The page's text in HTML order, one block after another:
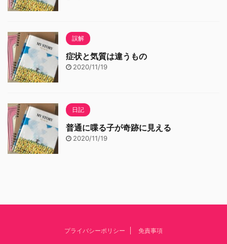
誤解
症状と気質は違うもの
2020/11/19
日記
普通に喋る子が奇跡に見える
2020/11/19
プライバシーポリシー 免責事項